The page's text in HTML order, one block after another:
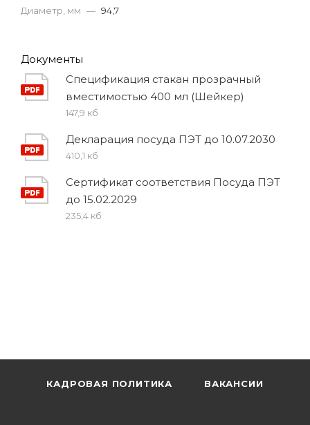
Диаметр, мм — 94,7
Документы
Спецификация стакан прозрачный
вместимостью 400 мл (Шейкер)
147,9 кб
Декларация посуда ПЭТ до 10.07.2030
410,1 кб
Сертификат соответствия Посуда ПЭТ
до 15.02.2029
235,4 кб
КАДРОВАЯ ПОЛИТИКА ВАКАНСИИ